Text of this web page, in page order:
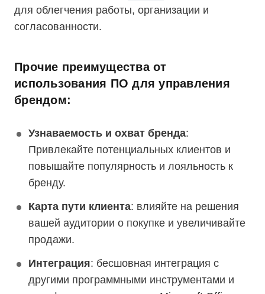
для облегчения работы, организации и
согласованности.
Прочие преимущества от
использования ПО для управления
брендом:
Узнаваемость и охват бренда:
Привлекайте потенциальных клиентов и
повышайте популярность и лояльность к
бренду.
Карта пути клиента: влияйте на решения
вашей аудитории о покупке и увеличивайте
продажи.
Интеграция: бесшовная интеграция с
другими программными инструментами и